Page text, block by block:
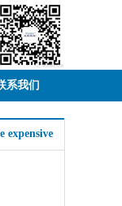
系我们
expensive